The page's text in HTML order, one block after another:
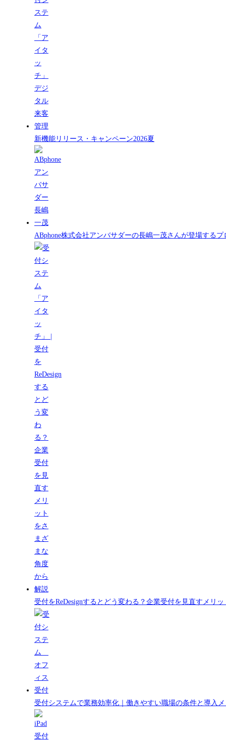
新機能リリース・キャンペーン2026夏
ABphone株式会社アンバサダーの長嶋一茂さんが登場する
受付をReDesignするとどう変わる？企業受付を見直すメリ
受付システムで業務効率化｜働きやすい職場の条件と導入